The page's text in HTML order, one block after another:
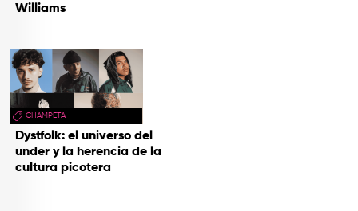
Williams
CHAMPETA
Dystfolk: el universo del
under y la herencia de la
cultura picotera